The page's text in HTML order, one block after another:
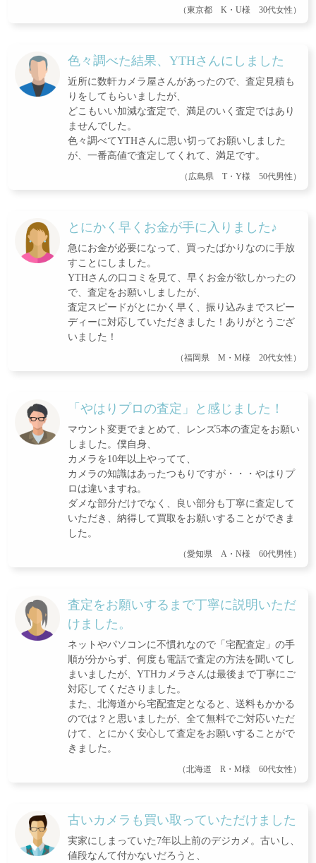
（東京都 K・U様 30代女性）
色々調べた結果、YTHさんにしました
近所に数軒カメラ屋さんがあったので、査定見積も
りをしてもらいましたが、
どこもいい加減な査定で、満足のいく査定ではあり
ませんでした。
色々調べてYTHさんに思い切ってお願いしました
が、一番高値で査定してくれて、満足です。
（広島県 T・Y様 50代男性）
とにかく早くお金が手に入りました♪
急にお金が必要になって、買ったばかりなのに手放
すことにしました。
YTHさんの口コミを見て、早くお金が欲しかったの
で、査定をお願いしましたが、
査定スピードがとにかく早く、振り込みまでスピー
ディーに対応していただきました！ありがとうござ
いました！
（福岡県 M・M様 20代女性）
「やはりプロの査定」と感じました！
マウント変更でまとめて、レンズ5本の査定をお願い
しました。僕自身、
カメラを10年以上やってて、
カメラの知識はあったつもりですが・・・やはりプ
ロは違いますね。
ダメな部分だけでなく、良い部分も丁寧に査定して
いただき、納得して買取をお願いすることができま
した。
（愛知県 A・N様 60代男性）
査定をお願いするまで丁寧に説明いただ
けました。
ネットやパソコンに不慣れなので「宅配査定」の手
順が分からず、何度も電話で査定の方法を聞いてし
まいましたが、YTHカメラさんは最後まで丁寧にご
対応してくださりました。
また、北海道から宅配査定となると、送料もかかる
のでは？と思いましたが、全て無料でご対応いただ
けて、とにかく安心して査定をお願いすることがで
きました。
（北海道 R・M様 60代女性）
古いカメラも買い取っていただけました
実家にしまっていた7年以上前のデジカメ。古いし、
値段なんて付かないだろうと、